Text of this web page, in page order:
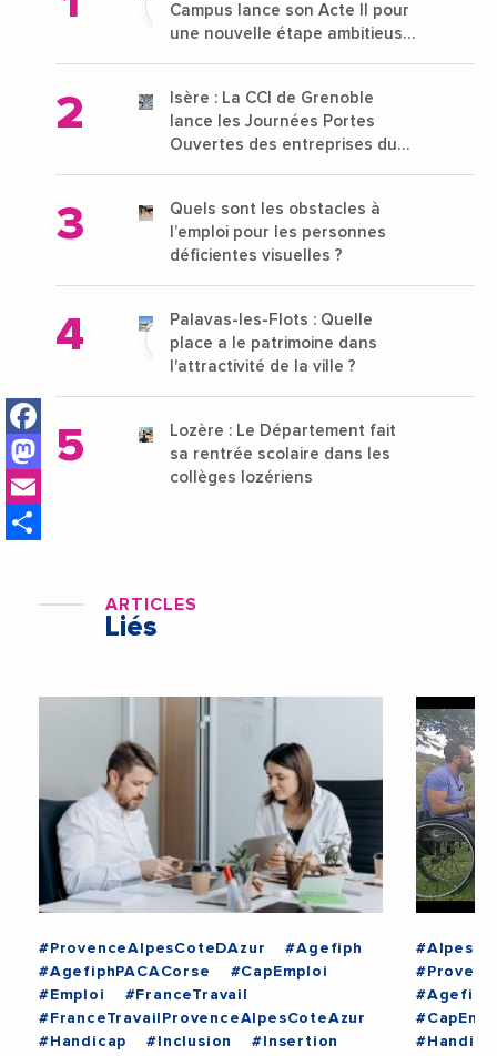
Facebook
Mastodon
Campus lance son Acte II pour
une nouvelle étape ambitieuse
Isère : La CCI de Grenoble
lance les Journées Portes
Ouvertes des entreprises du
Quels sont les obstacles à
l’emploi pour les personnes
déficientes visuelles ?
Palavas-les-Flots : Quelle
place a le patrimoine dans
l'attractivité de la ville ?
Lozère : Le Département fait
sa rentrée scolaire dans les
collèges lozériens
ARTICLES
Liés
#ProvenceAlpesCoteDAzur
#Agefiph
#AgefiphPACACorse
#CapEmploi
#Emploi
#FranceTravail
#FranceTravailProvenceAlpesCoteAzur
#Handicap
#Inclusion
#Insertion